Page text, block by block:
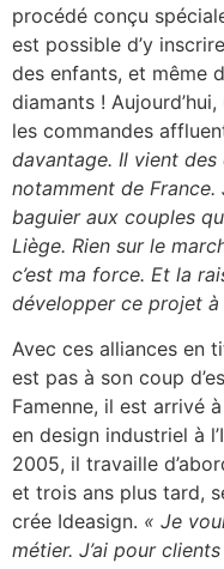
procédé conçu
est possible d’y
des enfants, et même
diamants !
les commandes
davantage. Il vient des
notamment de
baguier aux couples
Liège. Rien sur le
c’est ma force. Et la
développer ce projet à
Avec ces alliances en
est pas à son coup
Famenne, il est arrivé
en design industriel à
2005, il travaille
et trois ans plus tard,
crée Ideasign. « Je
métier. J’ai pour